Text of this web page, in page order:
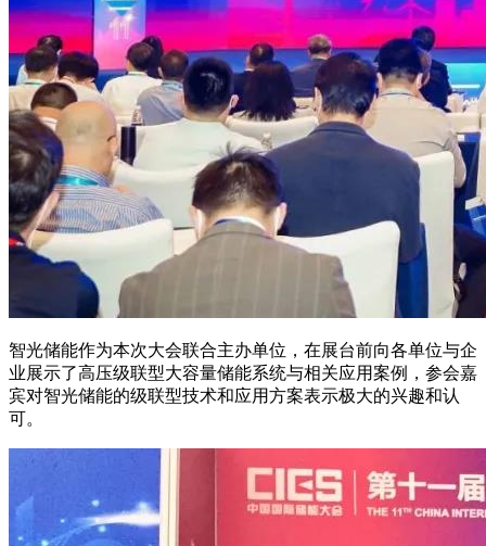
智光储能作为本次大会联合主办单位，在展台前向各单位与企
业展示了高压级联型大容量储能系统与相关应用案例，参会嘉
宾对智光储能的级联型技术和应用方案表示极大的兴趣和认
可。